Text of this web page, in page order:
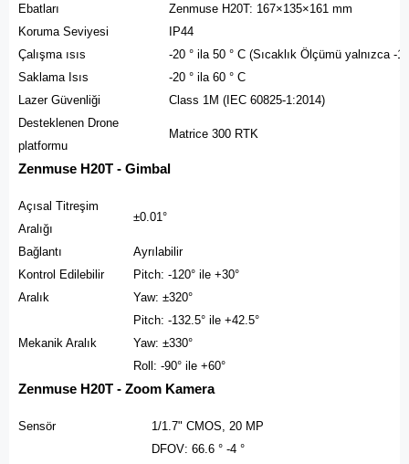
Ebatları
Zenmuse H20T: 167×135×161 mm
Koruma Seviyesi
IP44
Çalışma ısıs
-20 ° ila 50 ° C (Sıcaklık Ölçümü yalnızca -
Saklama Isıs
-20 ° ila 60 ° C
Lazer Güvenliği
Class 1M (IEC 60825-1:2014)
Desteklenen Drone
platformu
Matrice 300 RTK
Zenmuse H20T - Gimbal
Açısal Titreşim
Aralığı
±0.01°
Bağlantı
Ayrılabilir
Kontrol Edilebilir
Aralık
Pitch: -120° ile +30°
Yaw: ±320°
Mekanik Aralık
Pitch: -132.5° ile +42.5°
Yaw: ±330°
Roll: -90° ile +60°
Zenmuse H20T - Zoom Kamera
Sensör 1/1.7" CMOS, 20 MP
DFOV: 66.6 ° -4 °